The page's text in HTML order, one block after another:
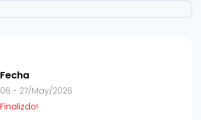
Fecha
06 - 27/May/2026
Finalizdo!